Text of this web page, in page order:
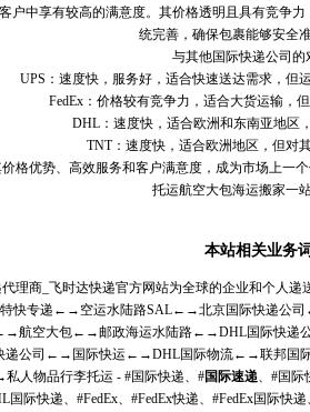
户中享有较高的满意度。其价格透明且具有竞争
统完善，确保包裹能够安全
与其他国际快递公司的
UPS：速度快，服务好，适合快速送达需求，但
FedEx：价格较有竞争力，适合大货运输，
DHL：速度快，适合欧洲和东南亚地区
TNT：速度快，适合欧洲地区，但对
格优势、高效服务和客户满意度，成为市场上一
托运航空大包海运搬家一
本站相关业务
理商_飞时达快递官方网站为全球的企业和个人递
特快专递 ←→ 空运水陆路SAL←→北京国际快递公司
航空大包←→邮政海运水陆路←→DHL国际快递
递公司 ←→ 国际快运←→DHL国际物流←→联邦国
私人物品行李托运 - #国际快递、#国际速递、#国际
际快递、#FedEx、#FedEx快递、#FedEx国际快